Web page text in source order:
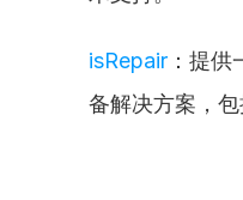
isRepair ：提
备解决方案，包